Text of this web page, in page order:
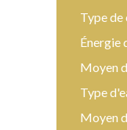
Type
Énergie
Moyen
Type
Moyen